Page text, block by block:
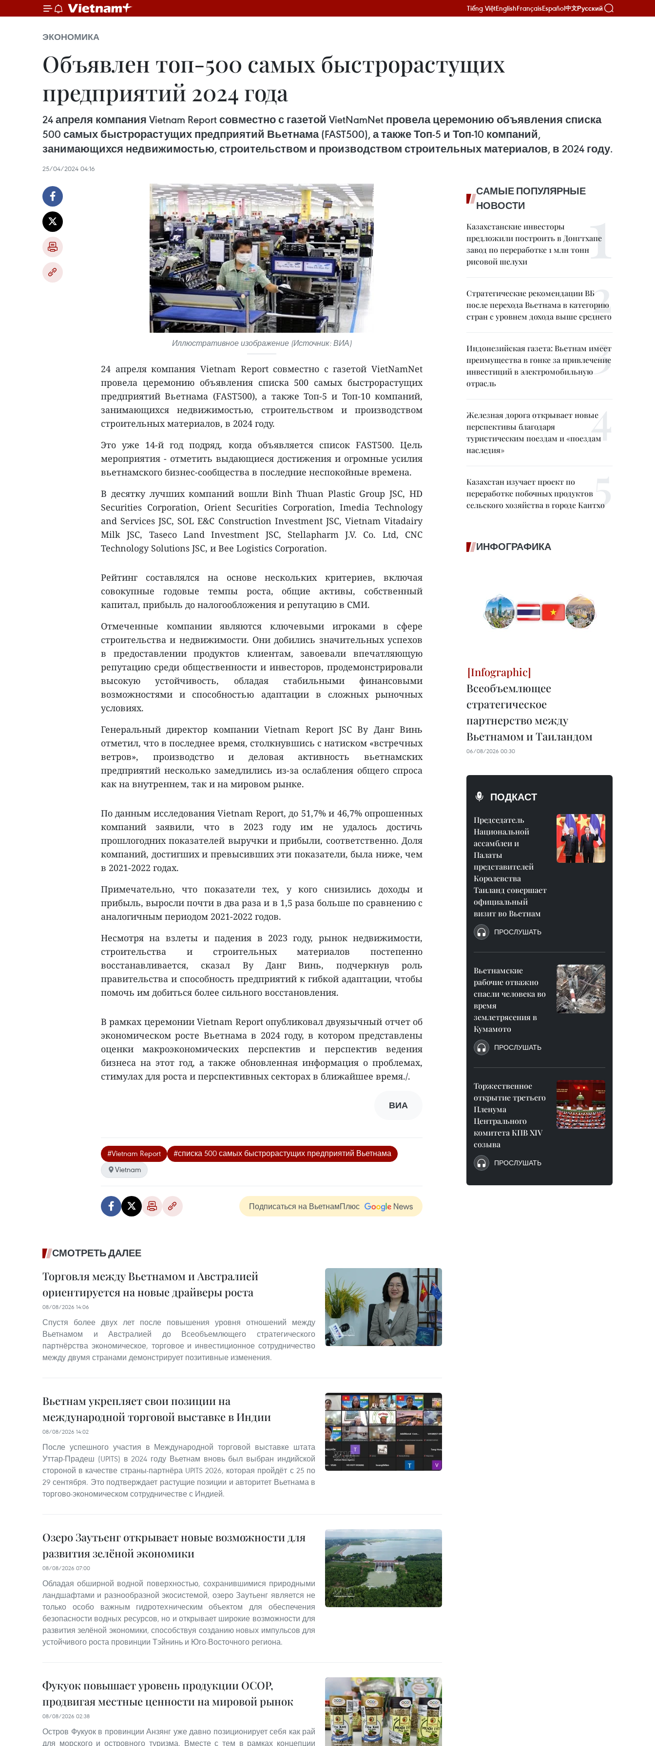
Tiếng ViệtEnglishFrançaisEspañol中文Русский
ЭКОНОМИКА
Объявлен топ-500 самых быстрорастущих
предприятий 2024 года
24 апреля компания Vietnam Report совместно с газетой VietNamNet провела церемонию объявления списка
500 самых быстрорастущих предприятий Вьетнама (FAST500), а также Топ-5 и Топ-10 компаний,
занимающихся недвижимостью, строительством и производством строительных материалов, в 2024 году.
25/04/2024 04:16
Иллюстративное изображение (Источник: ВИА)
24 апреля компания Vietnam Report совместно с газетой VietNamNet
провела церемонию объявления списка 500 самых быстрорастущих
предприятий Вьетнама (FAST500), а также Топ-5 и Топ-10 компаний,
занимающихся недвижимостью, строительством и производством
строительных материалов, в 2024 году.
Это уже 14-й год подряд, когда объявляется список FAST500. Цель
мероприятия - отметить выдающиеся достижения и огромные усилия
вьетнамского бизнес-сообщества в последние неспокойные времена.
В десятку лучших компаний вошли Binh Thuan Plastic Group JSC, HD
Securities Corporation, Orient Securities Corporation, Imedia Technology
and Services JSC, SOL E&C Construction Investment JSC, Vietnam Vitadairy
Milk JSC, Taseco Land Investment JSC, Stellapharm J.V. Co. Ltd, CNC
Technology Solutions JSC, и Bee Logistics Corporation.
Рейтинг составлялся на основе нескольких критериев, включая
совокупные годовые темпы роста, общие активы, собственный
капитал, прибыль до налогообложения и репутацию в СМИ.
Отмеченные компании являются ключевыми игроками в сфере
строительства и недвижимости. Они добились значительных успехов
в предоставлении продуктов клиентам, завоевали впечатляющую
репутацию среди общественности и инвесторов, продемонстрировали
высокую устойчивость, обладая стабильными финансовыми
возможностями и способностью адаптации в сложных рыночных
условиях.
Генеральный директор компании Vietnam Report JSC Ву Данг Винь
отметил, что в последнее время, столкнувшись с натиском «встречных
ветров», производство и деловая активность вьетнамских
предприятий несколько замедлились из-за ослабления общего спроса
как на внутреннем, так и на мировом рынке.
По данным исследования Vietnam Report, до 51,7% и 46,7% опрошенных
компаний заявили, что в 2023 году им не удалось достичь
прошлогодних показателей выручки и прибыли, соответственно. Доля
компаний, достигших и превысивших эти показатели, была ниже, чем
в 2021-2022 годах.
Примечательно, что показатели тех, у кого снизились доходы и
прибыль, выросли почти в два раза и в 1,5 раза больше по сравнению с
аналогичным периодом 2021-2022 годов.
Несмотря на взлеты и падения в 2023 году, рынок недвижимости,
строительства и строительных материалов постепенно
восстанавливается, сказал Ву Данг Винь, подчеркнув роль
правительства и способность предприятий к гибкой адаптации, чтобы
помочь им добиться более сильного восстановления.
В рамках церемонии Vietnam Report опубликовал двуязычный отчет об
экономическом росте Вьетнама в 2024 году, в котором представлены
оценки макроэкономических перспектив и перспектив ведения
бизнеса на этот год, а также обновленная информация о проблемах,
стимулах для роста и перспективных секторах в ближайшее время./.
ВИА
#Vietnam Report
#списка 500 самых быстрорастущих предприятий Вьетнама
Vietnam
Подписаться на ВьетнамПлюс
СМОТРЕТЬ ДАЛЕЕ
Торговля между Вьетнамом и Австралией
ориентируется на новые драйверы роста
08/08/2026 14:06
Спустя более двух лет после повышения уровня отношений между
Вьетнамом и Австралией до Всеобъемлющего стратегического
партнёрства экономическое, торговое и инвестиционное сотрудничество
между двумя странами демонстрирует позитивные изменения.
Вьетнам укрепляет свои позиции на
международной торговой выставке в Индии
08/08/2026 14:02
После успешного участия в Международной торговой выставке штата
Уттар-Прадеш (UPITS) в 2024 году Вьетнам вновь был выбран индийской
стороной в качестве страны-партнёра UPITS 2026, которая пройдёт с 25 по
29 сентября. Это подтверждает растущие позиции и авторитет Вьетнама в
торгово-экономическом сотрудничестве с Индией.
Озеро Заутьенг открывает новые возможности для
развития зелёной экономики
08/08/2026 07:00
Обладая обширной водной поверхностью, сохранившимися природными
ландшафтами и разнообразной экосистемой, озеро Заутьенг является не
только особо важным гидротехническим объектом для обеспечения
безопасности водных ресурсов, но и открывает широкие возможности для
развития зелёной экономики, способствуя созданию новых импульсов для
устойчивого роста провинции Тэйнинь и Юго-Восточного региона.
Фукуок повышает уровень продукции OCOP,
продвигая местные ценности на мировой рынок
08/08/2026 02:38
Остров Фукуок в провинции Анзянг уже давно позиционирует себя как рай
для морского и островного туризма. Вместе с тем в рамках концепции
САМЫЕ ПОПУЛЯРНЫЕ
НОВОСТИ
Казахстанские инвесторы
предложили построить в Донгтхапе
завод по переработке 1 млн тонн
рисовой шелухи
Стратегические рекомендации ВБ
после перехода Вьетнама в категорию
стран с уровнем дохода выше среднего
Индонезийская газета: Вьетнам имеет
преимущества в гонке за привлечение
инвестиций в электромобильную
отрасль
Железная дорога открывает новые
перспективы благодаря
туристическим поездам и «поездам
наследия»
Казахстан изучает проект по
переработке побочных продуктов
сельского хозяйства в городе Кантхо
ИНФОГРАФИКА
Всеобъемлющее
стратегическое
партнерство между
Вьетнамом и Таиландом
06/08/2026 00:30
ПОДКАСТ
Председатель
Национальной
ассамблеи и
Палаты
представителей
Королевства
Таиланд совершает
официальный
визит во Вьетнам
ПРОСЛУШАТЬ
Вьетнамские
рабочие отважно
спасли человека во
время
землетрясения в
Кумамото
ПРОСЛУШАТЬ
Торжественное
открытие третьего
Пленума
Центрального
комитета КПВ XIV
созыва
ПРОСЛУШАТЬ